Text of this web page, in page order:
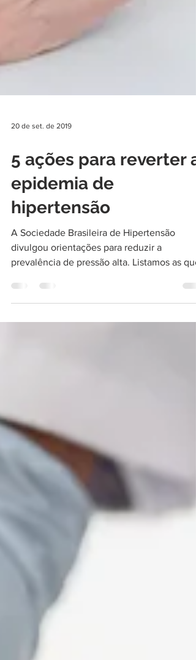
20 de set. de 2019
5 ações para reverter a
epidemia de
hipertensão
A Sociedade Brasileira de Hipertensão
divulgou orientações para reduzir a